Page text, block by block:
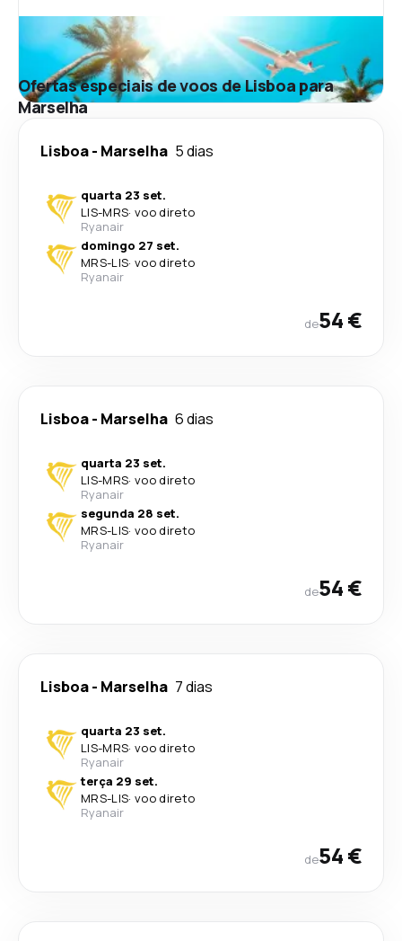
Ofertas especiais de voos de Lisboa para
Marselha
Lisboa- Marselha 5 dias
quarta 23 set.
LIS-MRS· voo direto
Ryanair
domingo 27 set.
MRS-LIS· voo direto
Ryanair
de54 €
Lisboa- Marselha 6 dias
quarta 23 set.
LIS-MRS· voo direto
Ryanair
segunda 28 set.
MRS-LIS· voo direto
Ryanair
de54 €
Lisboa- Marselha 7 dias
quarta 23 set.
LIS-MRS· voo direto
Ryanair
terça 29 set.
MRS-LIS· voo direto
Ryanair
de54 €